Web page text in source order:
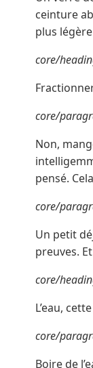
ceinture
plus
core/
core/
Non,
pensé.
core/
Un petit
preuves.
core/
L’eau,
core/
Boire de